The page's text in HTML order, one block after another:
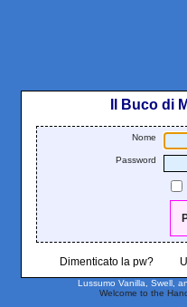
Il Buco di
Nome
Password
Dimenticato la pw?
Lussumo Vanilla, Swell,
Welcome to the